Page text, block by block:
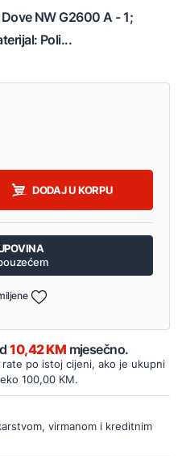
NW G2600 A - 1;
Poli...
DODAJ U KORPU
10,42 KM mjesečno.
po istoj cijeni, ako je ukupni
100,00 KM.
virmanom i kreditnim